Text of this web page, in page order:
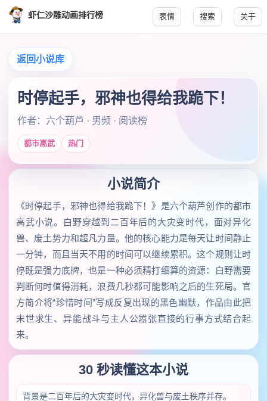
虾仁沙雕动画排行榜 表情 搜索 关于
返回小说库
时停起手，邪神也得给我跪下！
作者：六个葫芦 · 男频 · 阅读榜
都市高武 热门
小说简介
《时停起手，邪神也得给我跪下！》是六个葫芦创作的都市
高武小说。白野穿越到二百年后的大灾变时代，面对异化
兽、废土势力和超凡力量。他的核心能力是每天让时间静止
一分钟，而且当天不用的时间可以继续累积。这个规则让时
停既是强力底牌，也是一种必须精打细算的资源：白野需要
判断何时值得消耗，浪费几秒都可能影响之后的生死局。官
方简介将“珍惜时间”写成反复出现的黑色幽默，作品由此把
末世求生、异能战斗与主人公嚣张直接的行事方式结合起
来。
30 秒读懂这本小说
背景是二百年后的大灾变时代，异化兽与废土秩序并存。